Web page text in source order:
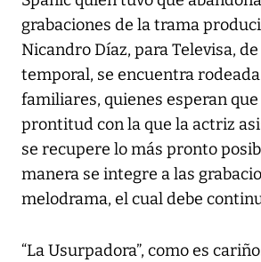
grabaciones de la trama
Nicandro Díaz, para Televisa,
temporal, se encuentra
familiares, quienes esperan
prontitud con la que la actriz
se recupere lo más pronto
manera se integre a las
melodrama, el cual debe
“La Usurpadora”, como es